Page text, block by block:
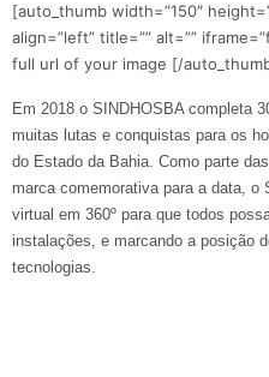
[auto_thumb width=”150″
align=”left” title=”” alt=””
full url of your image [/
Em 2018 o SINDHOSBA completa
muitas lutas e conquistas para os
do Estado da Bahia. Como parte
marca comemorativa para a data, o
virtual em 360º para que todos
instalações, e marcando a posição
tecnologias.